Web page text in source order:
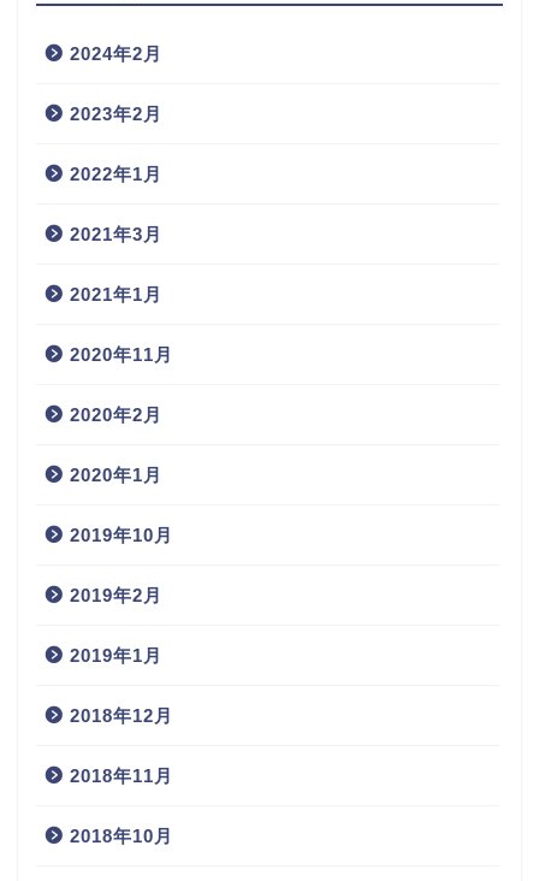
2024年2月
2023年2月
2022年1月
2021年3月
2021年1月
2020年11月
2020年2月
2020年1月
2019年10月
2019年2月
2019年1月
2018年12月
2018年11月
2018年10月